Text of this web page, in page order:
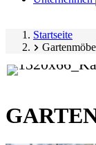
Startseite